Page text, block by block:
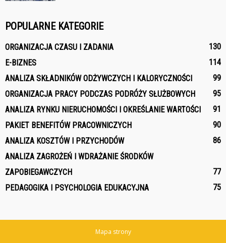
POPULARNE KATEGORIE
ORGANIZACJA CZASU I ZADANIA
130
E-BIZNES
114
ANALIZA SKŁADNIKÓW ODŻYWCZYCH I KALORYCZNOŚCI
99
ORGANIZACJA PRACY PODCZAS PODRÓŻY SŁUŻBOWYCH
95
ANALIZA RYNKU NIERUCHOMOŚCI I OKREŚLANIE WARTOŚCI
91
PAKIET BENEFITÓW PRACOWNICZYCH
90
ANALIZA KOSZTÓW I PRZYCHODÓW
86
ANALIZA ZAGROŻEŃ I WDRAŻANIE ŚRODKÓW
ZAPOBIEGAWCZYCH
77
PEDAGOGIKA I PSYCHOLOGIA EDUKACYJNA
75
Mapa strony